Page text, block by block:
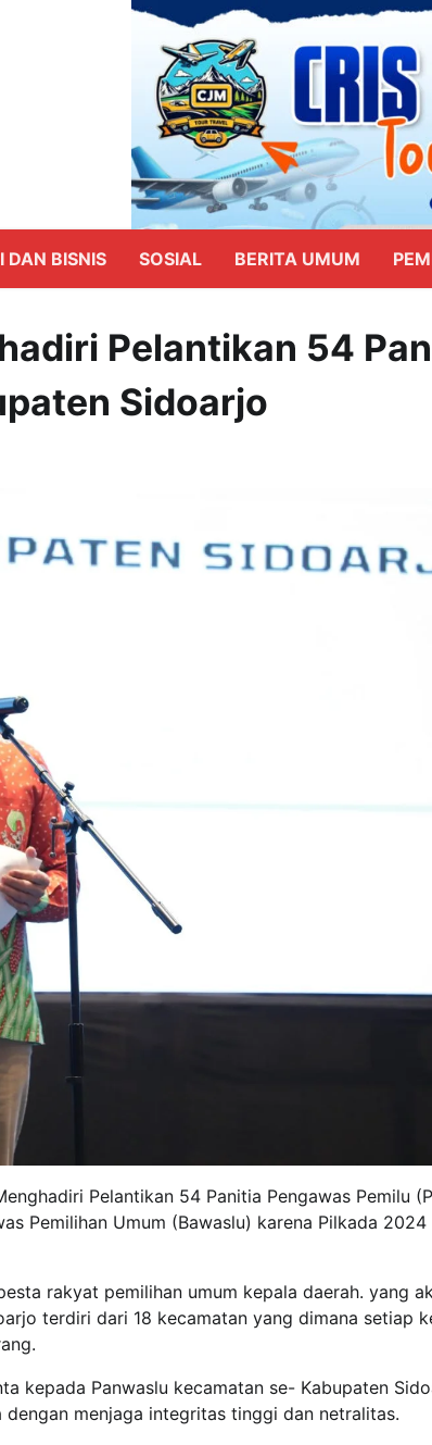
DAN BISNIS SOSIAL BERITA UMUM
Pelantikan 54
Sidoarjo
Pelantikan 54 Panitia Pengawas Pemilu
Pemilihan Umum (Bawaslu) karena Pilkada
rakyat pemilihan umum kepala daerah. yang
terdiri dari 18 kecamatan yang dimana setiap
kepada Panwaslu kecamatan se- Kabupaten
menjaga integritas tinggi dan netralitas.